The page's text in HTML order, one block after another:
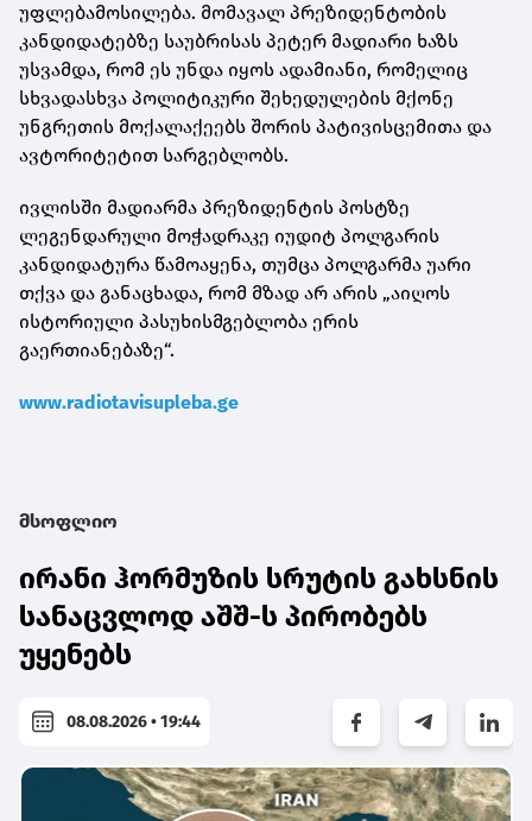
უფლებამოსილება. მომავალ პრეზიდენტობის
კანდიდატებზე საუბრისას პეტერ მადიარი ხაზს
უსვამდა, რომ ეს უნდა იყოს ადამიანი, რომელიც
სხვადასხვა პოლიტიკური შეხედულების მქონე
უნგრეთის მოქალაქეებს შორის პატივისცემითა და
ავტორიტეტით სარგებლობს.
ივლისში მადიარმა პრეზიდენტის პოსტზე
ლეგენდარული მოჭადრაკე იუდიტ პოლგარის
კანდიდატურა წამოაყენა, თუმცა პოლგარმა უარი
თქვა და განაცხადა, რომ მზად არ არის „აიღოს
ისტორიული პასუხისმგებლობა ერის
გაერთიანებაზე“.
www.radiotavisupleba.ge
მსოფლიო
ირანი ჰორმუზის სრუტის გახსნის
სანაცვლოდ აშშ-ს პირობებს
უყენებს
08.08.2026 • 19:44